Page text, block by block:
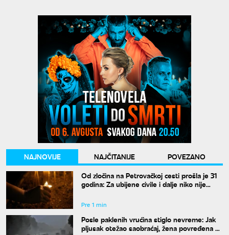
NAJNOVIJE NAJČITANIJE
POVEZANO
Od zločina na Petrovačkoj cesti prošla je 31
godina: Za ubijene civile i dalje niko nije
Pre 1 min
Posle paklenih vrućina stiglo nevreme: Jak
pljusak otežao saobraćaj, žena povređena u